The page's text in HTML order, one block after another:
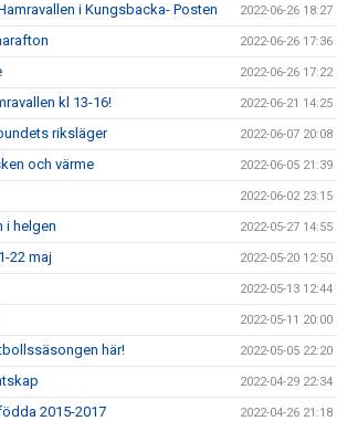
i Kungsbacka- Posten 2022-06-26 18:27
2022-06-26 17:36
2022-06-26 17:22
kl 13-16! 2022-06-21 14:25
riksläger 2022-06-07 20:08
och värme 2022-06-05 21:39
2022-06-02 23:15
i helgen 2022-05-27 14:55
22 maj 2022-05-20 12:50
2022-05-13 12:44
2022-05-11 20:00
här! 2022-05-05 22:20
2022-04-29 22:34
2015-2017 2022-04-26 21:18